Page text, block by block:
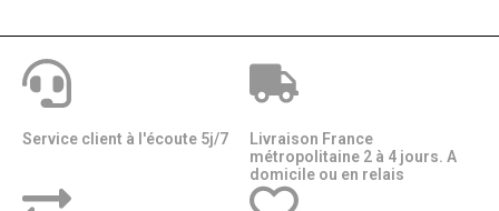
Service client à l'écoute 5j/7
Livraison France
métropolitaine 2 à 4 jours. A
domicile ou en relais​​